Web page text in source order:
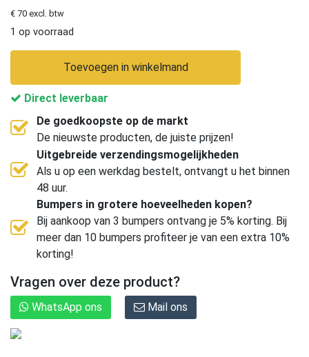
€ 70 excl. btw
1 op voorraad
Toevoegen in winkelmand
Direct leverbaar
De goedkoopste op de markt
De nieuwste producten, de juiste prijzen!
Uitgebreide verzendingsmogelijkheden
Als u op een werkdag bestelt, ontvangt u het binnen
48 uur.
Bumpers in grotere hoeveelheden kopen?
Bij aankoop van 3 bumpers ontvang je 5% korting. Bij
meer dan 10 bumpers profiteer je van een extra 10%
korting!
Vragen over deze product?
WhatsApp ons Mail ons